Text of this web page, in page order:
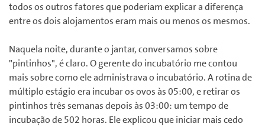
todos os outros fatores que poderiam explicar a diferença
entre os dois alojamentos eram mais ou menos os mesmos.
Naquela noite, durante o jantar, conversamos sobre
"pintinhos", é claro. O gerente do incubatório me contou
mais sobre como ele administrava o incubatório. A rotina de
múltiplo estágio era incubar os ovos às 05:00, e retirar os
pintinhos três semanas depois às 03:00: um tempo de
incubação de 502 horas. Ele explicou que iniciar mais cedo